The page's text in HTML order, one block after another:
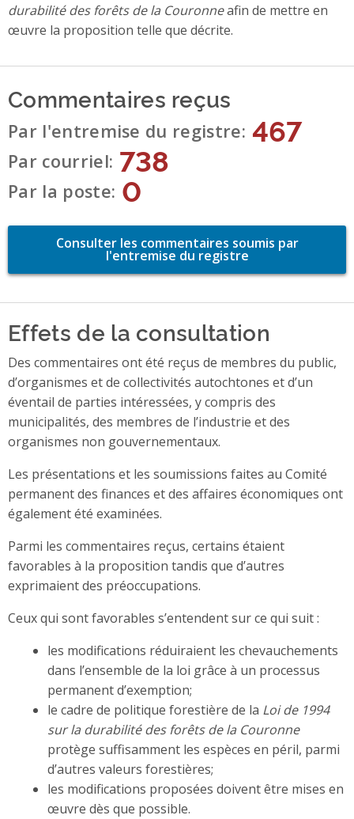
durabilité des forêts de la Couronneafin de mettre en
œuvre la proposition telle que décrite.
Commentaires reçus
Par l'entremise du registre 467
Par courriel 738
Par la poste 0
Consulter les commentaires soumis par
l'entremise du registre
Effets de la consultation
Des commentaires ont été reçus de membres du public,
d’organismes et de collectivités autochtones et d’un
éventail de parties intéressées, y compris des
municipalités, des membres de l’industrie et des
organismes non gouvernementaux.
Les présentations et les soumissions faites au Comité
permanent des finances et des affaires économiques ont
également été examinées.
Parmi les commentaires reçus, certains étaient
favorables à la proposition tandis que d’autres
exprimaient des préoccupations.
Ceux qui sont favorables s’entendent sur ce qui suit :
les modifications réduiraient les chevauchements
dans l’ensemble de la loi grâce à un processus
permanent d’exemption;
le cadre de politique forestière de la Loi de 1994
sur la durabilité des forêts de la Couronne
protège suffisamment les espèces en péril, parmi
d’autres valeurs forestières;
les modifications proposées doivent être mises en
œuvre dès que possible.